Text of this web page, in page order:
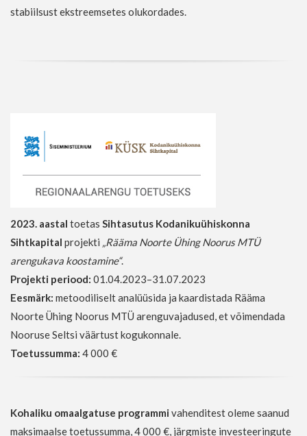
stabiilsust ekstreemsetes olukordades.
2023. aastal toetas Sihtasutus Kodanikuühiskonna
Sihtkapital projekti „Rääma Noorte Ühing Noorus MTÜ
arengukava koostamine“.
Projekti periood: 01.04.2023–31.07.2023
Eesmärk: metoodiliselt analüüsida ja kaardistada Rääma
Noorte Ühing Noorus MTÜ arenguvajadused, et võimendada
Nooruse Seltsi väärtust kogukonnale.
Toetussumma: 4 000 €
Kohaliku omaalgatuse programmi vahenditest oleme saanud
maksimaalse toetussumma, 4 000 €, järgmiste investeeringute